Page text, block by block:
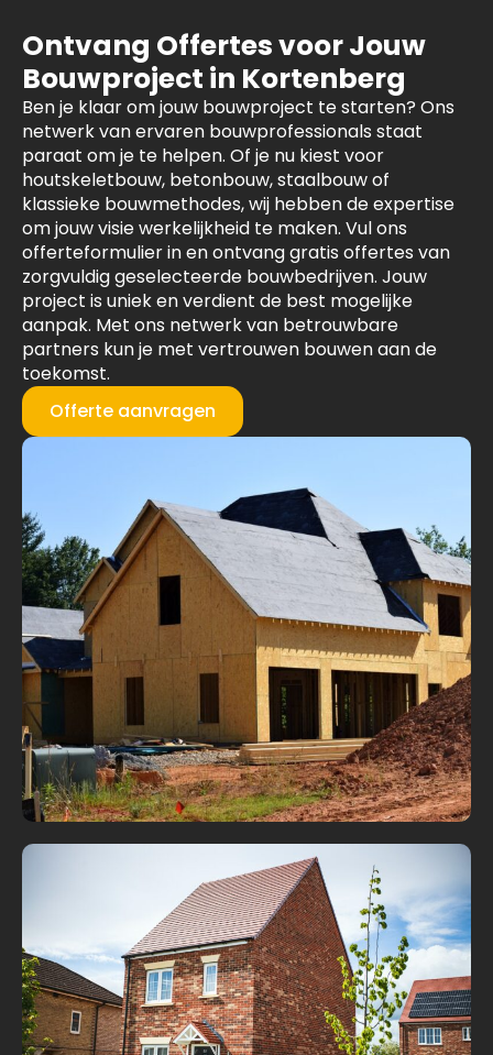
Ontvang Offertes voor Jouw
Bouwproject in Kortenberg
Ben je klaar om jouw bouwproject te starten? Ons
netwerk van ervaren bouwprofessionals staat
paraat om je te helpen. Of je nu kiest voor
houtskeletbouw, betonbouw, staalbouw of
klassieke bouwmethodes, wij hebben de expertise
om jouw visie werkelijkheid te maken. Vul ons
offerteformulier in en ontvang gratis offertes van
zorgvuldig geselecteerde bouwbedrijven. Jouw
project is uniek en verdient de best mogelijke
aanpak. Met ons netwerk van betrouwbare
partners kun je met vertrouwen bouwen aan de
toekomst.
Offerte aanvragen